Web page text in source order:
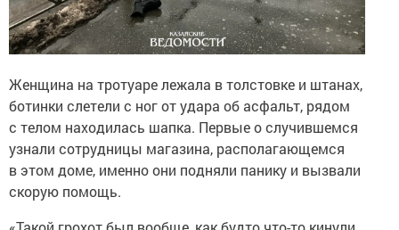
Женщина на тротуаре лежала в толстовке и штанах,
ботинки слетели с ног от удара об асфальт, рядом
с телом находилась шапка. Первые о случившемся
узнали сотрудницы магазина, располагающемся
в этом доме, именно они подняли панику и вызвали
скорую помощь.